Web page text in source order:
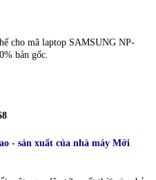
cho mã laptop SAMSUNG NP-
bản gốc.
- sản xuất của nhà máy Mới